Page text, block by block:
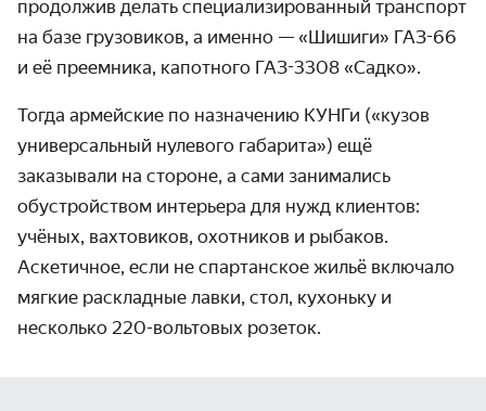
продолжив делать специализированный транспорт
на базе грузовиков, а именно — «Шишиги» ГАЗ-66
и её преемника, капотного ГАЗ-3308 «Садко».
Тогда армейские по назначению КУНГи («кузов
универсальный нулевого габарита») ещё
заказывали на стороне, а сами занимались
обустройством интерьера для нужд клиентов:
учёных, вахтовиков, охотников и рыбаков.
Аскетичное, если не спартанское жильё включало
мягкие раскладные лавки, стол, кухоньку и
несколько 220-вольтовых розеток.